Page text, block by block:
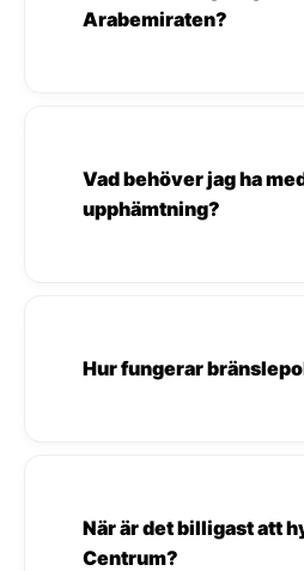
Arabemiraten?
Vad behöver jag ha
upphämtning?
Hur fungerar
När är det billigast att
Centrum?